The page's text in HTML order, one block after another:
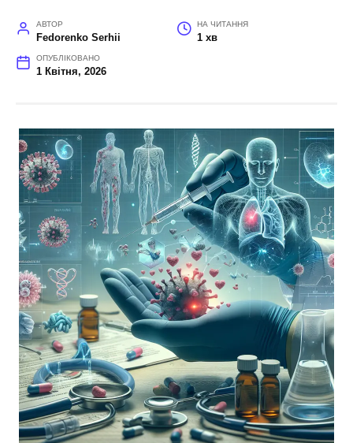
АВТОР
Fedorenko Serhii
НА ЧИТАННЯ
1 хв
ОПУБЛІКОВАНО
1 Квітня, 2026